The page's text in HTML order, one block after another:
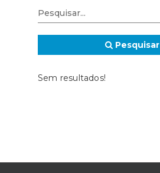
Pesquisar
Sem resultados!